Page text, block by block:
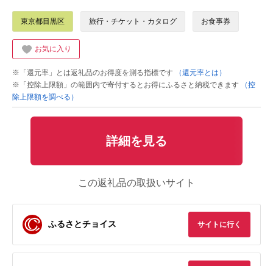
東京都目黒区 旅行・チケット・カタログ お食事券
お気に入り
※「還元率」とは返礼品のお得度を測る指標です
（還元率とは）
※「控除上限額」の範囲内で寄付するとお得にふるさと納税できます
（控
除上限額を調べる）
詳細を見る
この返礼品の取扱いサイト
ふるさとチョイス サイトに行く